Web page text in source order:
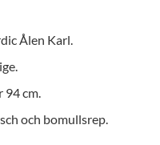
Ålen Karl.
94 cm.
och bomullsrep.